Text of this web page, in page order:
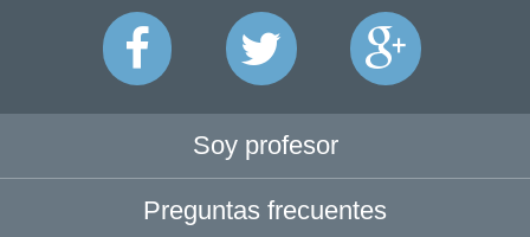
Soy profesor
Preguntas frecuentes